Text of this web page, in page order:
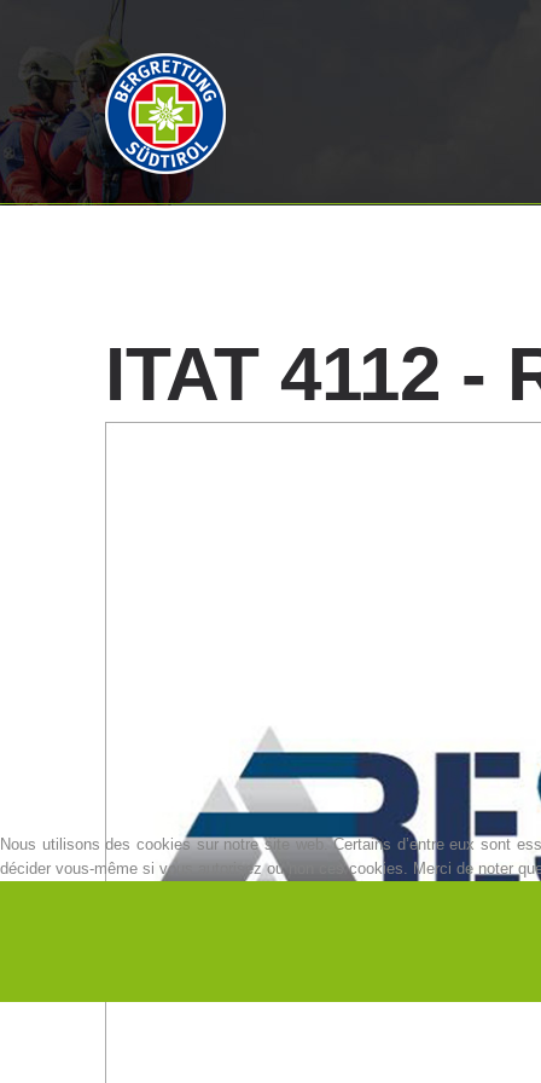
ITAT 4112 -
Nous utilisons des cookies sur notre site web. Certains d’entre eux sont
décider vous-même si vous autorisez ou non ces cookies. Merci de noter